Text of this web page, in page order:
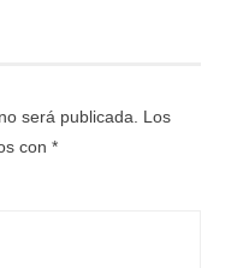
será publicada.
Los
con *